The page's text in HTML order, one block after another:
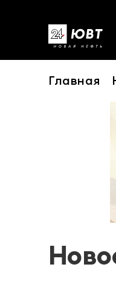
Главная